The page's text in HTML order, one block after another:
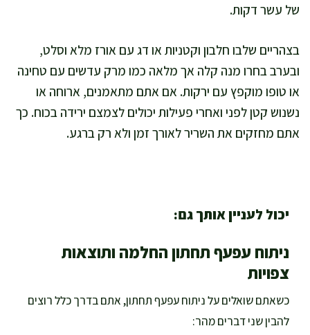
של עשר דקות.
בצהריים שלבו חלבון וקטניות או דג עם אורז מלא וסלט,
ובערב בחרו מנה קלה אך מלאה כמו מרק עדשים עם טחינה
או טופו מוקפץ עם ירקות. אם אתם מתאמנים, ארוחה או
נשנוש קטן לפני ואחרי פעילות יכולים לצמצם ירידה בכוח. כך
אתם מחזקים את השריר לאורך זמן ולא רק ברגע.
יכול לעניין אותך גם:
ניתוח עפעף תחתון החלמה ותוצאות
צפויות
כשאתם שואלים על ניתוח עפעף תחתון, אתם בדרך כלל רוצים
להבין שני דברים מהר: